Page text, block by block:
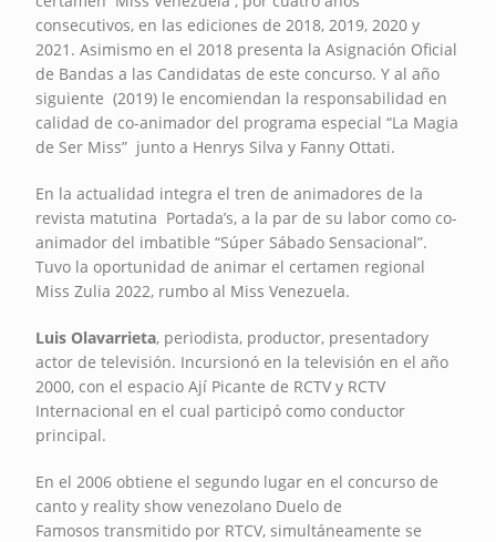
consecutivos, en las ediciones de 2018, 2019, 2020 y
2021. Asimismo en el 2018 presenta la Asignación Oficial
de Bandas a las Candidatas de este concurso. Y al año
siguiente (2019) le encomiendan la responsabilidad en
calidad de co-animador del programa especial “La Magia
de Ser Miss” junto a Henrys Silva y Fanny Ottati.
En la actualidad integra el tren de animadores de la
revista matutina Portada’s, a la par de su labor como co-
animador del imbatible “Súper Sábado Sensacional”.
Tuvo la oportunidad de animar el certamen regional
Miss Zulia 2022, rumbo al Miss Venezuela.
Luis Olavarrieta, periodista, productor, presentadory
actor de televisión. Incursionó en la televisión en el año
2000, con el espacio Ají Picante de RCTV y RCTV
Internacional en el cual participó como conductor
principal.
En el 2006 obtiene el segundo lugar en el concurso de
canto y reality show venezolano Duelo de
Famosos transmitido por RTCV, simultáneamente se